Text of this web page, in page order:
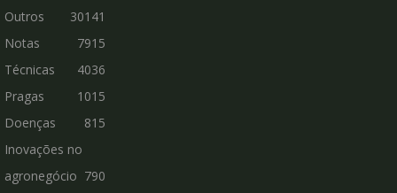
30141
Outros
7915
Notas
Técnicas
4036
Pragas
1015
Doenças
815
Inovações no
agronegócio 790